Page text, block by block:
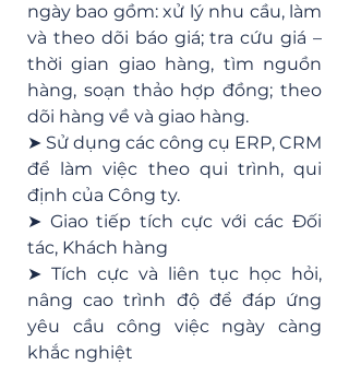
ngày bao gồm: xử lý nhu cầu, làm
và theo dõi báo giá; tra cứu giá –
thời gian giao hàng, tìm nguồn
hàng, soạn thảo hợp đồng; theo
dõi hàng về và giao hàng.
➤ Sử dụng các công cụ ERP, CRM
để làm việc theo qui trình, qui
định của Công ty.
➤ Giao tiếp tích cực với các Đối
tác, Khách hàng
➤ Tích cực và liên tục học hỏi,
nâng cao trình độ để đáp ứng
yêu cầu công việc ngày càng
khắc nghiệt